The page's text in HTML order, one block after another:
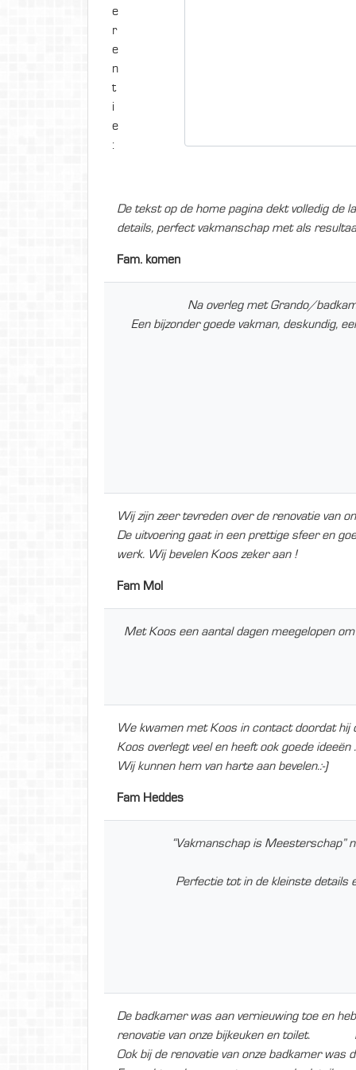
e
r
e
n
t
i
e
:
De tekst op de home pagina dekt volledig de
details, perfect vakmanschap met als
Fam. komen
Na overleg met Grando/
Een bijzonder goede vakman, deskundig,
Wij zijn zeer tevreden over de renovatie van
De uitvoering gaat in een prettige sfeer en
werk. Wij bevelen Koos zeker aan !
Fam Mol
Met Koos een aantal dagen meegelopen
We kwamen met Koos in contact doordat hij
Koos overlegt veel en heeft ook goede
Wij kunnen hem van harte aan bevelen.:-)
Fam Heddes
“Vakmanschap is Meesterschap”
Perfectie tot in de kleinste details
De badkamer was aan vernieuwing toe en
renovatie van onze bijkeuken en toilet.
Ook bij de renovatie van onze badkamer